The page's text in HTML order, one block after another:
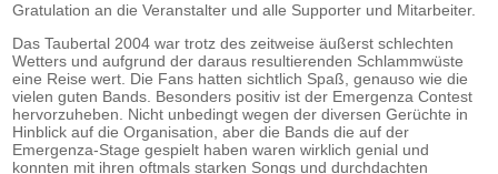
Gratulation an die Veranstalter und alle Supporter und Mitarbeiter.
Das Taubertal 2004 war trotz des zeitweise äußerst schlechten
Wetters und aufgrund der daraus resultierenden Schlammwüste
eine Reise wert. Die Fans hatten sichtlich Spaß, genauso wie die
vielen guten Bands. Besonders positiv ist der Emergenza Contest
hervorzuheben. Nicht unbedingt wegen der diversen Gerüchte in
Hinblick auf die Organisation, aber die Bands die auf der
Emergenza-Stage gespielt haben waren wirklich genial und
konnten mit ihren oftmals starken Songs und durchdachten